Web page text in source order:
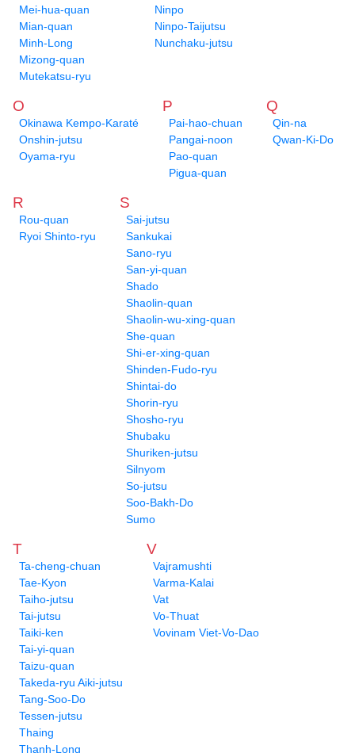
Mei-hua-quan
Mian-quan
Minh-Long
Mizong-quan
Mutekatsu-ryu
Ninpo
Ninpo-Taijutsu
Nunchaku-jutsu
O
Okinawa Kempo-Karaté
Onshin-jutsu
Oyama-ryu
P
Pai-hao-chuan
Pangai-noon
Pao-quan
Pigua-quan
Q
Qin-na
Qwan-Ki-Do
R
Rou-quan
Ryoi Shinto-ryu
S
Sai-jutsu
Sankukai
Sano-ryu
San-yi-quan
Shado
Shaolin-quan
Shaolin-wu-xing-quan
She-quan
Shi-er-xing-quan
Shinden-Fudo-ryu
Shintai-do
Shorin-ryu
Shosho-ryu
Shubaku
Shuriken-jutsu
Silnyom
So-jutsu
Soo-Bakh-Do
Sumo
T
Ta-cheng-chuan
Tae-Kyon
Taiho-jutsu
Tai-jutsu
Taiki-ken
Tai-yi-quan
Taizu-quan
Takeda-ryu Aiki-jutsu
Tang-Soo-Do
Tessen-jutsu
Thaing
Thanh-Long
V
Vajramushti
Varma-Kalai
Vat
Vo-Thuat
Vovinam Viet-Vo-Dao